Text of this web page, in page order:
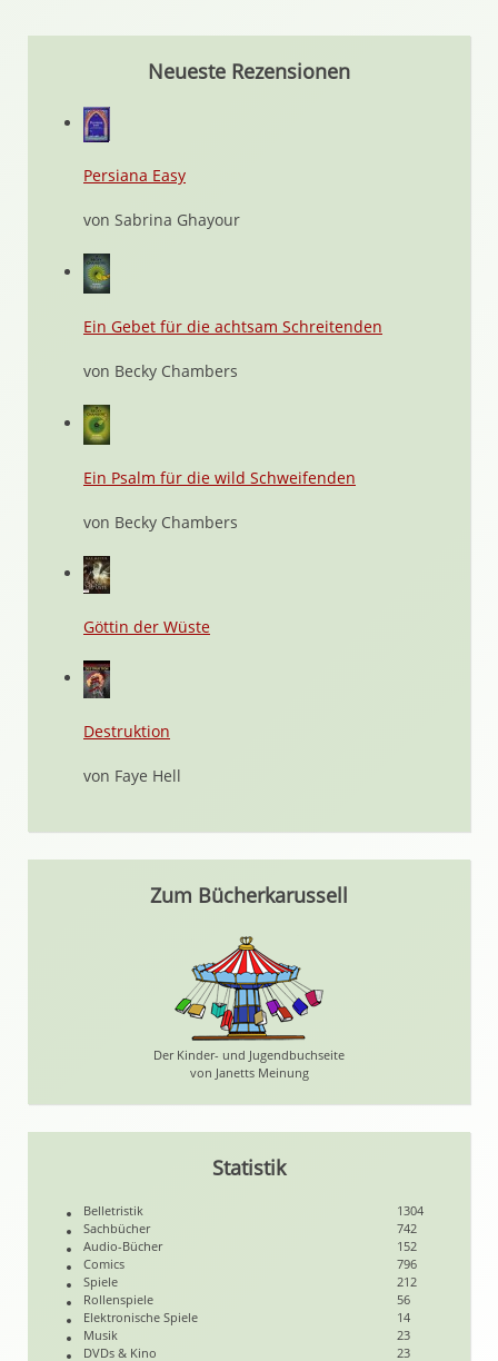
Neueste Rezensionen
Persiana Easy
von Sabrina Ghayour
Ein Gebet für die achtsam Schreitenden
von Becky Chambers
Ein Psalm für die wild Schweifenden
von Becky Chambers
Göttin der Wüste
Destruktion
von Faye Hell
Zum Bücherkarussell
Der Kinder- und Jugendbuchseite
von Janetts Meinung
Statistik
Belletristik
1304
Sachbücher
742
Audio-Bücher
152
Comics
796
Spiele
212
Rollenspiele
56
Elektronische Spiele
14
Musik
23
DVDs & Kino
23